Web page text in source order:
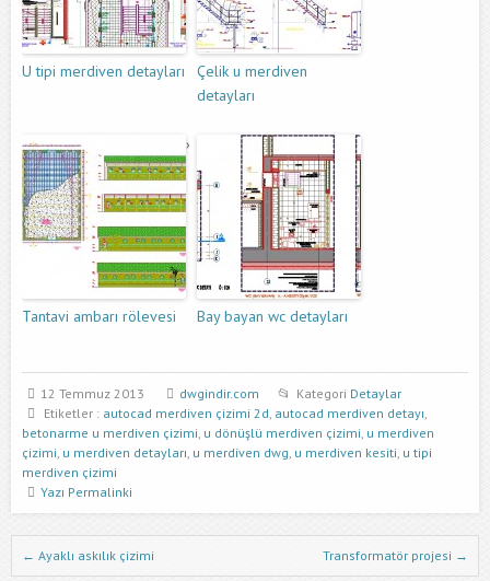
U tipi merdiven detayları
Çelik u merdiven
detayları
Tantavi ambarı rölevesi Bay bayan wc detayları
12 Temmuz 2013 dwgindir.com Kategori Detaylar
Etiketler : autocad merdiven çizimi 2d, autocad merdiven detayı,
betonarme u merdiven çizimi, u dönüşlü merdiven çizimi, u merdiven
çizimi, u merdiven detayları, u merdiven dwg, u merdiven kesiti, u tipi
merdiven çizimi
Yazı Permalinki
Dwg İndir Yazı Nevigasyonu
← Ayaklı askılık çizimi Transformatör projesi →